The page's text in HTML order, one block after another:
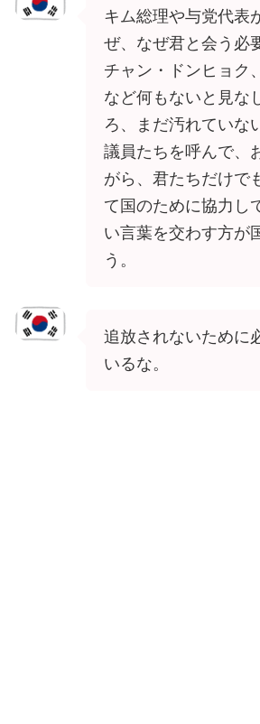
キム総理や与党代表
ぜ、なぜ君と会う必
チャン・ドンヒョク
など何もないと見な
ろ、まだ汚れていな
議員たちを呼んで、
がら、君たちだけで
て国のために協力し
い言葉を交わす方が
う。
追放されないために
いるな。